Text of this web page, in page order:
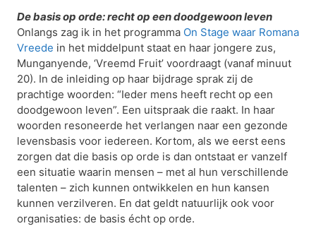
De basis op orde: recht op een doodgewoon leven
Onlangs zag ik in het programma On Stage waar Romana
Vreede in het middelpunt staat en haar jongere zus,
Munganyende, ‘Vreemd Fruit’ voordraagt (vanaf minuut
20). In de inleiding op haar bijdrage sprak zij de
prachtige woorden: “Ieder mens heeft recht op een
doodgewoon leven”. Een uitspraak die raakt. In haar
woorden resoneerde het verlangen naar een gezonde
levensbasis voor iedereen. Kortom, als we eerst eens
zorgen dat die basis op orde is dan ontstaat er vanzelf
een situatie waarin mensen – met al hun verschillende
talenten – zich kunnen ontwikkelen en hun kansen
kunnen verzilveren. En dat geldt natuurlijk ook voor
organisaties: de basis écht op orde.